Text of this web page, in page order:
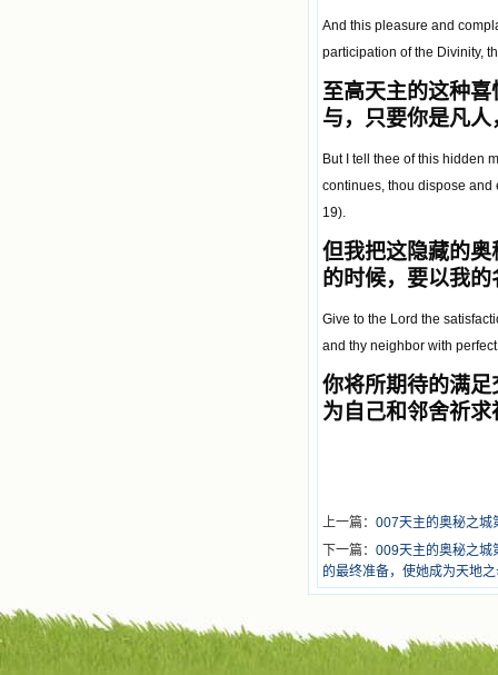
And this pleasure and
participation of the Divinity,
至高天主的这种
与，只要你是凡
But I tell thee of this hidden
continues, thou dispose and
19).
但我把这隐藏的
的时候，要以我
Give to the Lord the
and thy neighbor with
你将所期待的满
为自己和邻舍祈求
上一篇： 007天主的奥秘之城
下一篇： 009天主的奥秘之城
的最终准备，使她成为天地